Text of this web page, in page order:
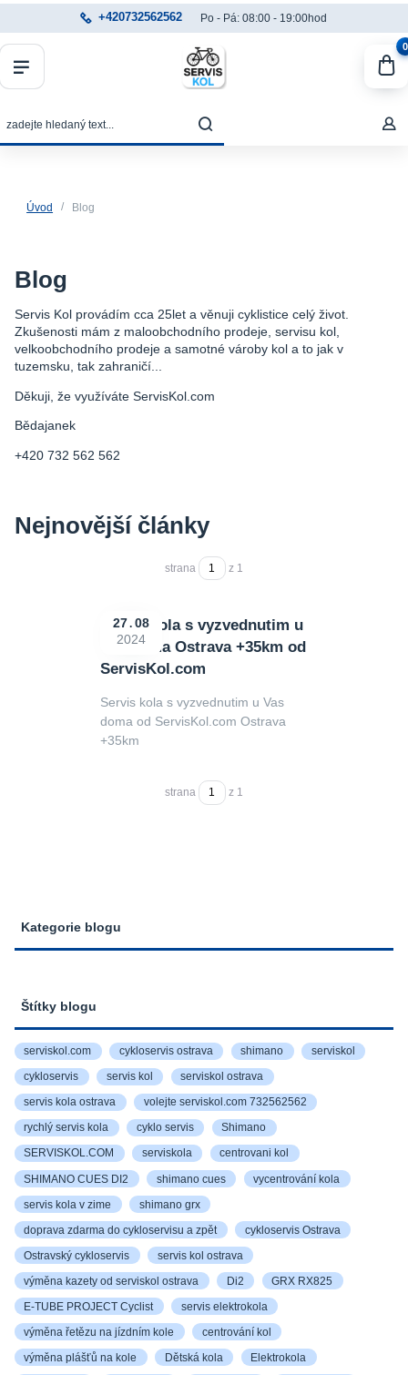
+420732562562 Po - Pá: 08:00 - 19:00hod
0
Úvod Blog
Kategorie blogu
Štítky blogu
serviskol.com cykloservis ostrava shimano serviskol
cykloservis servis kol serviskol ostrava
servis kola ostrava volejte serviskol.com 732562562
rychlý servis kola cyklo servis Shimano
SERVISKOL.COM serviskola centrovani kol
SHIMANO CUES DI2 shimano cues vycentrování kola
servis kola v zime shimano grx
doprava zdarma do cykloservisu a zpět cykloservis Ostrava
Ostravský cykloservis servis kol ostrava
výměna kazety od serviskol ostrava Di2 GRX RX825
E-TUBE PROJECT Cyclist servis elektrokola
výměna řetězu na jízdním kole centrování kol
výměna plášťů na kole Dětská kola Elektrokola
Blog
Servis Kol provádím cca 25let a věnuji cyklistice celý život.
Zkušenosti mám z maloobchodního prodeje, servisu kol,
velkoobchodního prodeje a samotné vároby kol a to jak v
tuzemsku, tak zahraničí...
Děkuji, že využíváte ServisKol.com
Bědajanek
+420 732 562 562
Nejnovější články
strana z 1
Servis kola s vyzvednutim u
Vas doma Ostrava +35km od
ServisKol.com
27 08
2024
Servis kola s vyzvednutim u Vas
doma od ServisKol.com Ostrava
+35km
strana z 1